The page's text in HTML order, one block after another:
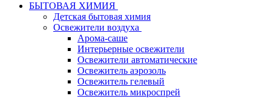
БЫТОВАЯ ХИМИЯ
Детская бытовая химия
Освежители воздуха
Арома-саше
Интерьерные освежители
Освежители автоматические
Освежитель аэрозоль
Освежитель гелевый
Освежитель микроспрей